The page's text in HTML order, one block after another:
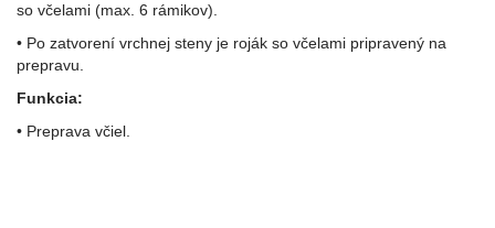
so včelami (max. 6 rámikov).
• Po zatvorení vrchnej steny je roják so včelami pripravený na
prepravu.
Funkcia:
• Preprava včiel.